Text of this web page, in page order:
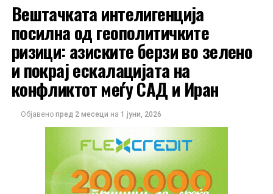
Вештачката интелигенција
посилна од геополитичките
ризици: aзиските берзи во зелено
и покрај ескалацијата на
конфликтот меѓу САД и Иран
Објавено пред 2 месеци на 1 јуни, 2026